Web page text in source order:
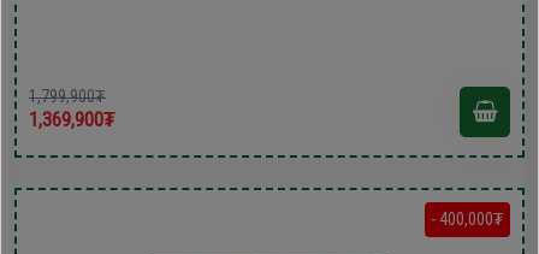
1,799,900₮
1,369,900₮
- 400,000₮